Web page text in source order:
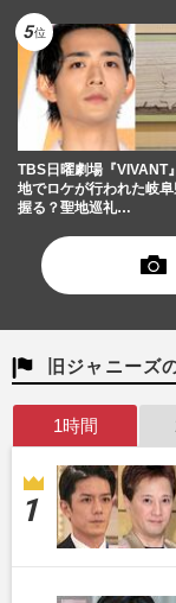
TBS日曜劇場『VIVANT
地でロケが行われた岐
握る？聖地巡礼…
旧ジャニーズ
1時間